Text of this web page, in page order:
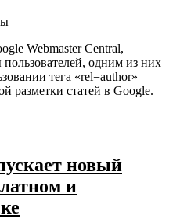
Webmaster Central,
одним из них
тега «rel=author»
разметки статей в Google.
новый
и